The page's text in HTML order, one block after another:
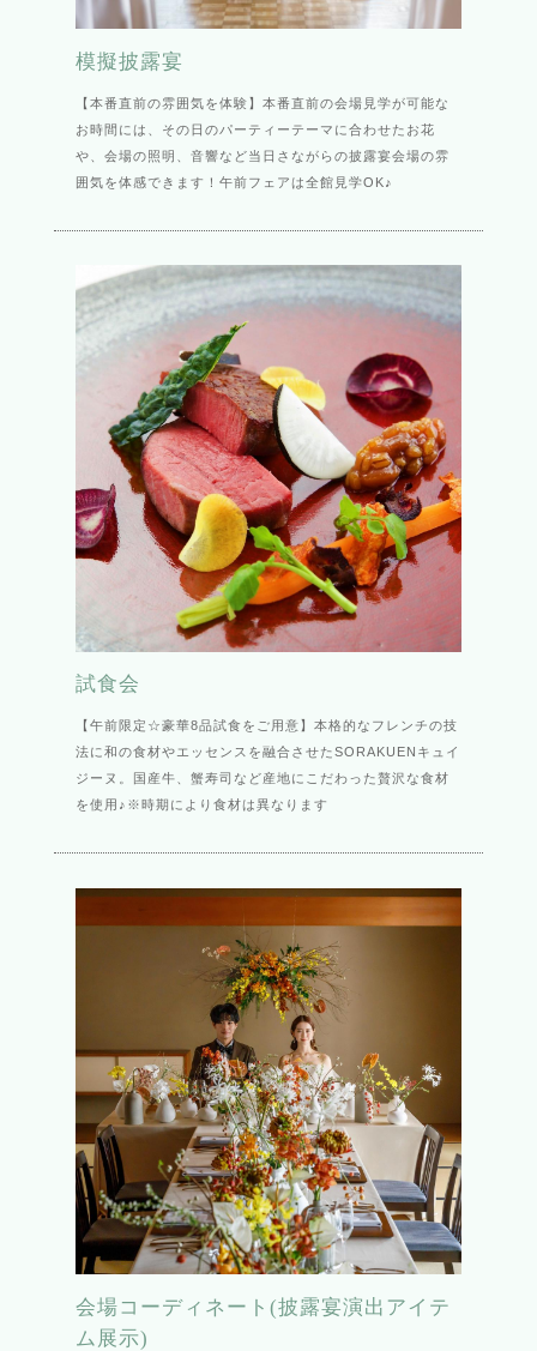
模擬披露宴
【本番直前の雰囲気を体験】本番直前の会場見学が可能な
お時間には、その日のパーティーテーマに合わせたお花
や、会場の照明、音響など当日さながらの披露宴会場の雰
囲気を体感できます！午前フェアは全館見学OK♪
試食会
【午前限定☆豪華8品試食をご用意】本格的なフレンチの技
法に和の食材やエッセンスを融合させたSORAKUENキュイ
ジーヌ。国産牛、蟹寿司など産地にこだわった贅沢な食材
を使用♪※時期により食材は異なります
会場コーディネート(披露宴演出アイテ
ム展示)